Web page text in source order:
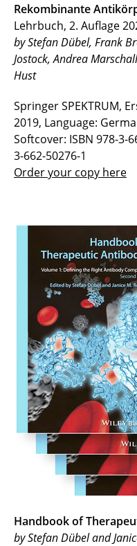
Rekombinante
Lehrbuch, 2. Auflage
by Stefan Dübel, Frank
Jostock, Andrea
Hust
Springer SPEKTRUM,
2019, Language:
Softcover: ISBN 978-3-
3-662-50276-1
Order your copy here
Handbook of
by Stefan Dübel and